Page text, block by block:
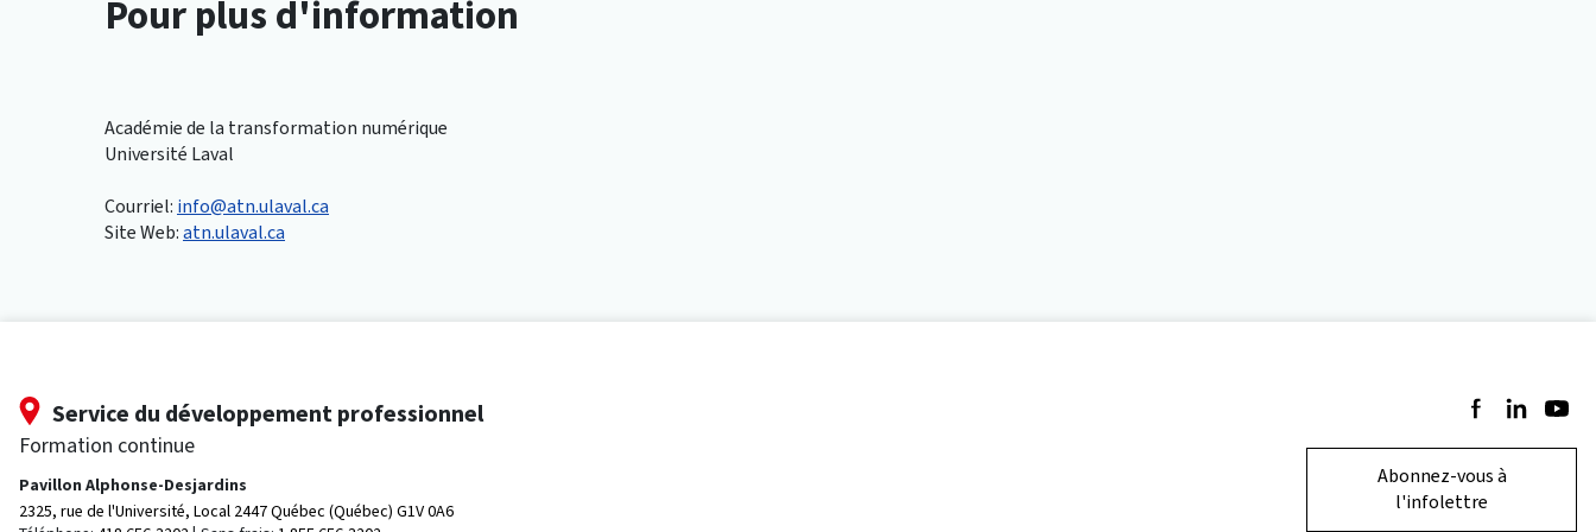
Pour plus d'information
Académie de la transformation numérique
Université Laval
Courriel: info@atn.ulaval.ca
Site Web:atn.ulaval.ca
Service du développement professionnel
Formation continue
Pavillon Alphonse-Desjardins
2325, rue de l'Université, Local 2447Québec (Québec) G1V 0A6
Suivez-nous sur
Suivez-
Abonnez-vous à
l'infolettre